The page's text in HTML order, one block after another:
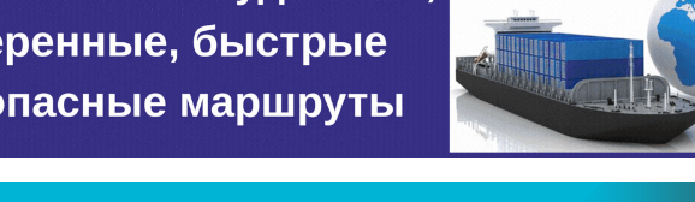
гражданам Узбекистана бесплатно помогут разобраться в юридических